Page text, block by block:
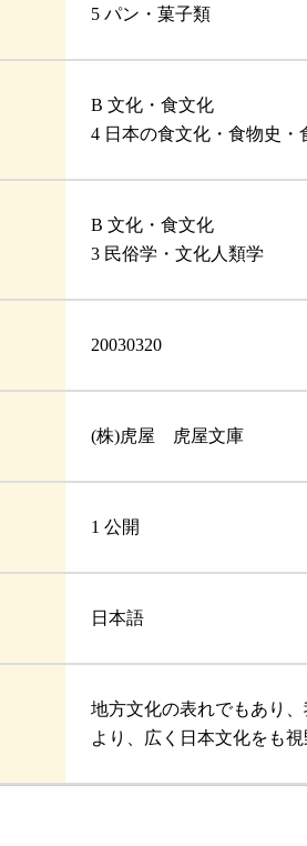
5 パン・菓子類
B 文化・食文化
4 日本の食文化・食物史・
B 文化・食文化
3 民俗学・文化人類学
20030320
(株)虎屋 虎屋文庫
1 公開
日本語
地方文化の表れでもあり
より、広く日本文化をも視